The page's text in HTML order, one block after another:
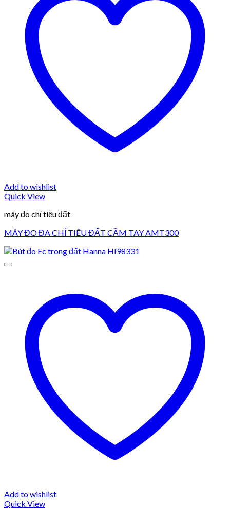
Add to wishlist
Quick View
máy đo chỉ tiêu đất
MÁY ĐO ĐA CHỈ TIÊU ĐẤT CẦM TAY AMT300
Add to wishlist
Quick View